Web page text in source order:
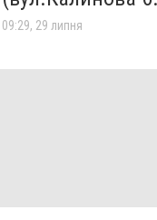
09:29, 29 липня